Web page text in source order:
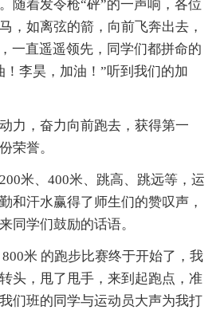
随着发令枪“砰”的一声响，各位
，如离弦的箭，向前飞奔出去，
一直遥遥领先，同学们都拼命的
！李昊，加油！”听到我们的加
力，奋力向前跑去，获得第一
荣誉。
米、400米、跳高、跳远等，运
和汗水赢得了师生们的赞叹声，
同学们鼓励的话语。
米 的跑步比赛终于开始了，我
头，甩了甩手，来到起跑点，准
们班的同学与运动员大声为我打